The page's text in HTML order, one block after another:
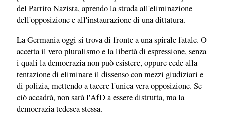
del Partito Nazista, aprendo la strada all'eliminazione
dell'opposizione e all'instaurazione di una dittatura.
La Germania oggi si trova di fronte a una spirale fatale. O
accetta il vero pluralismo e la libertà di espressione, senza
i quali la democrazia non può esistere, oppure cede alla
tentazione di eliminare il dissenso con mezzi giudiziari e
di polizia, mettendo a tacere l'unica vera opposizione. Se
ciò accadrà, non sarà l'AfD a essere distrutta, ma la
democrazia tedesca stessa.